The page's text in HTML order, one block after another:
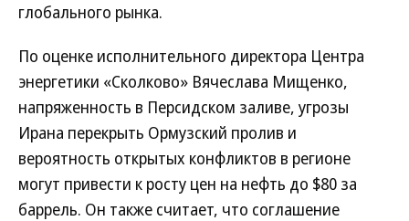
глобального рынка.
По оценке исполнительного директора Центра
энергетики «Сколково» Вячеслава Мищенко,
напряженность в Персидском заливе, угрозы
Ирана перекрыть Ормузский пролив и
вероятность открытых конфликтов в регионе
могут привести к росту цен на нефть до $80 за
баррель. Он также считает, что соглашение